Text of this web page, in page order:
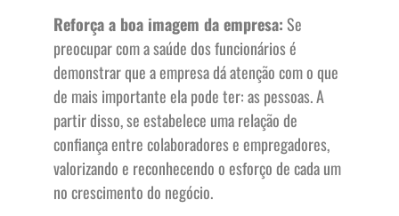
Reforça a boa imagem da empresa:Se
preocupar com a saúde dos funcionários é
demonstrar que a empresa dá atenção com o que
de mais importante ela pode ter: as pessoas. A
partir disso, se estabelece uma relação de
confiança entre colaboradores e empregadores,
valorizando e reconhecendo o esforço de cada um
no crescimento do negócio.